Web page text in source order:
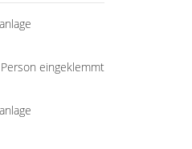
eingeklemmt